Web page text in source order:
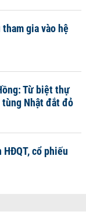
gia vào hệ
Từ biệt thự
tùng Nhật đắt đỏ
cổ phiếu